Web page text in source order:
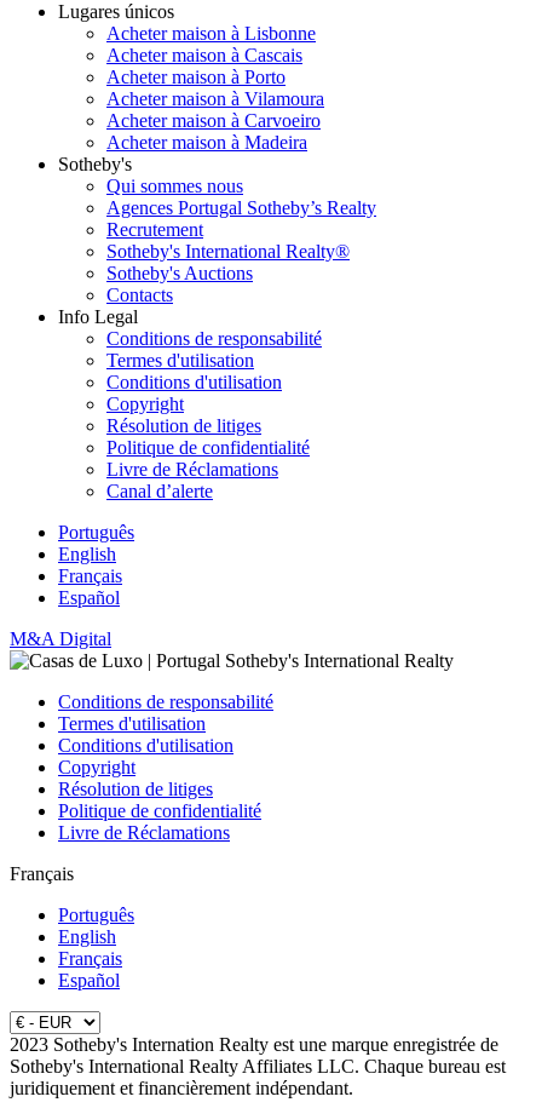
Lugares únicos
Acheter maison à Lisbonne
Acheter maison à Cascais
Acheter maison à Porto
Acheter maison à Vilamoura
Acheter maison à Carvoeiro
Acheter maison à Madeira
Sotheby's
Qui sommes nous
Agences Portugal Sotheby’s Realty
Recrutement
Sotheby's International Realty®
Sotheby's Auctions
Contacts
Info Legal
Conditions de responsabilité
Termes d'utilisation
Conditions d'utilisation
Copyright
Résolution de litiges
Politique de confidentialité
Livre de Réclamations
Canal d’alerte
Português
English
Français
Español
M&A Digital
Conditions de responsabilité
Termes d'utilisation
Conditions d'utilisation
Copyright
Résolution de litiges
Politique de confidentialité
Livre de Réclamations
Français
Português
English
Français
Español
2023 Sotheby's Internation Realty est une marque enregistrée de
Sotheby's International Realty Affiliates LLC. Chaque bureau est
juridiquement et financièrement indépendant.